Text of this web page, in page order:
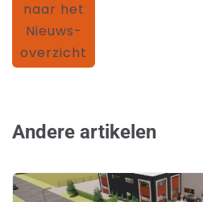
naar het
Nieuws-
overzicht
Andere artikelen